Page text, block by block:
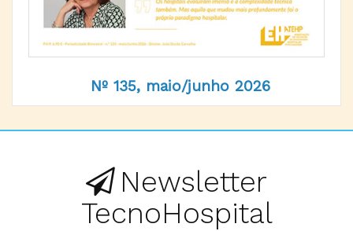
Nº 135, maio/junho 2026
Newsletter
TecnoHospital